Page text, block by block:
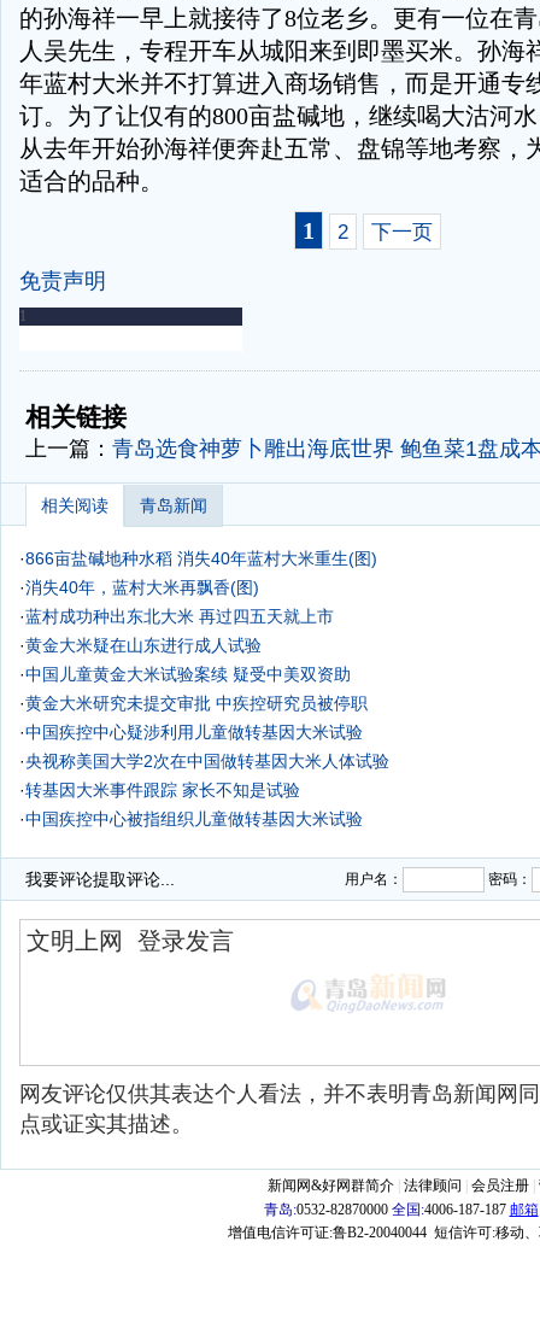
的孙海祥一早上就接待了8位老乡。更有一位在
人吴先生，专程开车从城阳来到即墨买米。孙海
年蓝村大米并不打算进入商场销售，而是开通专
订。为了让仅有的800亩盐碱地，继续喝大沽河
从去年开始孙海祥便奔赴五常、盘锦等地考察，
适合的品种。
1
2 下一页
免责声明
-
相关链接
上一篇： 青岛选食神萝卜雕出海底世界 鲍鱼菜1盘成
相关阅读 青岛新闻
·866亩盐碱地种水稻 消失40年蓝村大米重生(图)
·消失40年，蓝村大米再飘香(图)
·蓝村成功种出东北大米 再过四五天就上市
·黄金大米疑在山东进行成人试验
·中国儿童黄金大米试验案续 疑受中美双资助
·黄金大米研究未提交审批 中疾控研究员被停职
·中国疾控中心疑涉利用儿童做转基因大米试验
·央视称美国大学2次在中国做转基因大米人体试验
·转基因大米事件跟踪 家长不知是试验
·中国疾控中心被指组织儿童做转基因大米试验
我要评论提取评论... 用户名： 密码：
网友评论仅供其表达个人看法，并不表明青岛新闻网
点或证实其描述。